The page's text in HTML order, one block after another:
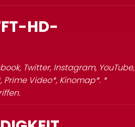
HD-
Twitter, Instagram, YouTube,
Prime Video*, Kinomap*. *